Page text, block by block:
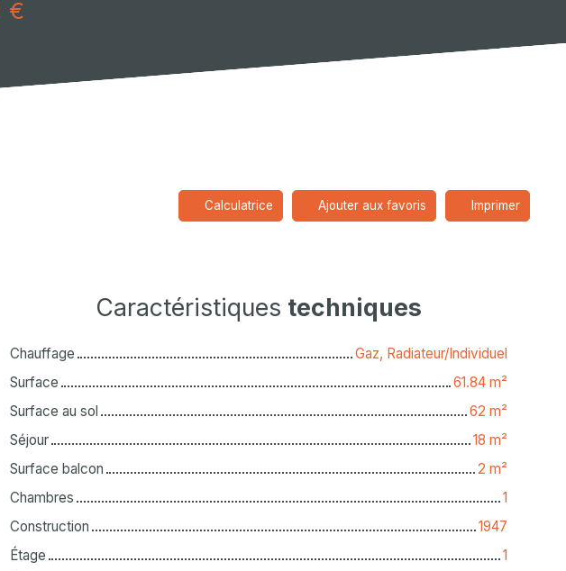
€
Calculatrice Ajouter aux favoris Imprimer
Caractéristiques techniques
Chauffage
Gaz, Radiateur/Individuel
Surface
61.84 m²
Surface au sol
62 m²
Séjour
18 m²
Surface balcon
2 m²
Chambres
1
Construction
1947
Étage
1